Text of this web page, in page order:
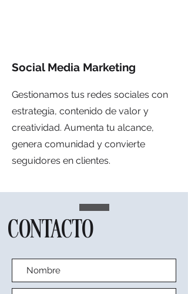
Social Media Marketing
Gestionamos tus redes sociales con
estrategia, contenido de valor y
creatividad. Aumenta tu alcance,
genera comunidad y convierte
seguidores en clientes.
CONTACTO